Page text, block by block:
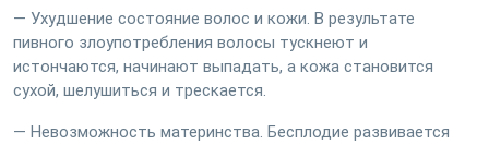
— Ухудшение состояние волос и кожи. В результате
пивного злоупотребления волосы тускнеют и
истончаются, начинают выпадать, а кожа становится
сухой, шелушиться и трескается.
— Невозможность материнства. Бесплодие развивается